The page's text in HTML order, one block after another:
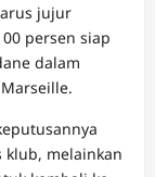
jujur
persen siap
dalam
klub, melainkan